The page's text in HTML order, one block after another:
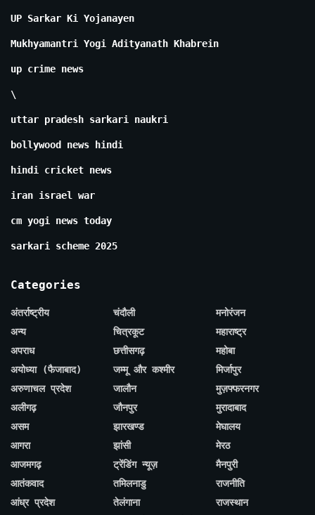
UP Sarkar Ki Yojanayen
Mukhyamantri Yogi Adityanath Khabrein
up crime news
\
uttar pradesh sarkari naukri
bollywood news hindi
hindi cricket news
iran israel war
cm yogi news today
sarkari scheme 2025
Categories
अंतर्राष्ट्रीय
अन्य
अपराध
अयोध्या (फैजाबाद)
अरुणाचल प्रदेश
अलीगढ़
असम
आगरा
आजमगढ़
आतंकवाद
आंध्र प्रदेश
चंदौली
चित्रकूट
छत्तीसगढ़
जम्मू और कश्मीर
जालौन
जौनपुर
झारखण्ड
झांसी
ट्रेंडिंग न्यूज़
तमिलनाडु
तेलंगाना
मनोरंजन
महाराष्ट्र
महोबा
मिर्जापुर
मुज़फ्फरनगर
मुरादाबाद
मेघालय
मेरठ
मैनपुरी
राजनीति
राजस्थान